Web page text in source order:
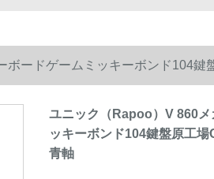
ードゲームミッキーボンド104鍵
ユニック（Rapoo）V 860メ
ッキーボンド104鍵盤原工
青軸